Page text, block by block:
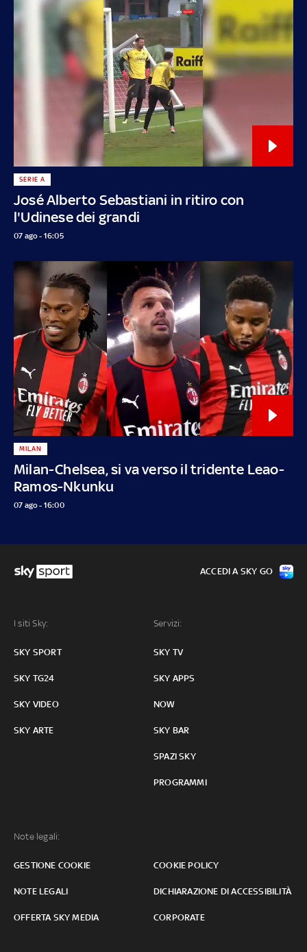
José Alberto Sebastiani in ritiro con
l'Udinese dei grandi
SERIE A
07 ago - 16:05
Milan-Chelsea, si va verso il tridente Leao-
Ramos-Nkunku
MILAN
07 ago - 16:00
I siti Sky:
SKY SPORT
SKY TG24
SKY VIDEO
SKY ARTE
Servizi:
SKY TV
SKY APPS
NOW
SKY BAR
SPAZI SKY
PROGRAMMI
Note legali:
GESTIONE COOKIE COOKIE POLICY
NOTE LEGALI DICHIARAZIONE DI ACCESSIBILITÀ
OFFERTA SKY MEDIA CORPORATE
ACCEDI A SKY GO